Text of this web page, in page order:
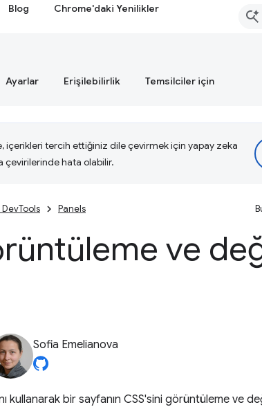
Blog Chrome'daki Yenilikler
Ayarlar Erişilebilirlik Temsilciler için
içerikleri tercih ettiğiniz dile çevirmek için yapay zeka
çevirilerinde hata olabilir.
Panels
ve
Sofia Emelianova
kullanarak bir sayfanın CSS'sini görüntüleme ve